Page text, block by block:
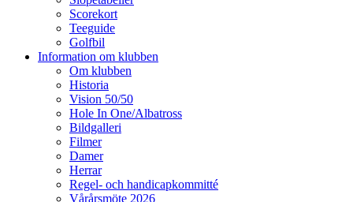
Scorekort
Teeguide
Golfbil
Information om klubben
Om klubben
Historia
Vision 50/50
Hole In One/Albatross
Bildgalleri
Filmer
Damer
Herrar
Regel- och handicapkommitté
Vårårsmöte 2026